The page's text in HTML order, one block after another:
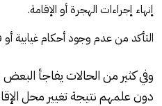
إنهاء إجراءات الهجرة أو الإقامة.
التأكد من عدم وجود أحكام غيابية
وفي كثير من الحالات يفاجأ
دون علمهم نتيجة تغيير محل